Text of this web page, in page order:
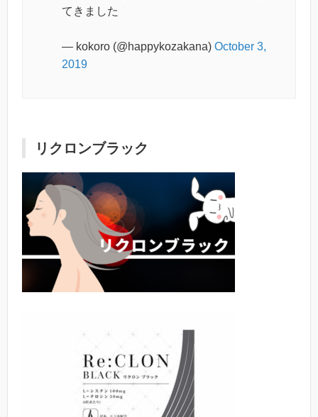
てきました
— kokoro (@happykozakana) October 3,
2019
リクロンブラック